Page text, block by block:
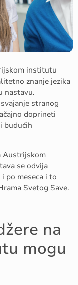
institutu
znanje jezika
nastavu.
stranog
doprineti
budućih
Austrijskom
se odvija
po meseca i to
Svetog Save.
na
mogu